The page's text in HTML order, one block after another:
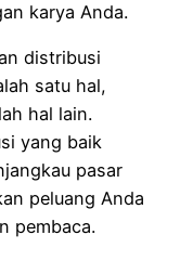
karya Anda.
distribusi
satu hal,
hal lain.
yang baik
pasar
peluang Anda
pembaca.